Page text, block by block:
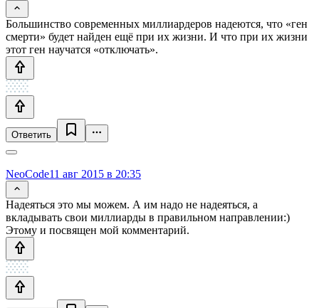
Большинство современных миллиардеров надеются, что «ген
смерти» будет найден ещё при их жизни. И что при их жизни
этот ген научатся «отключать».
Ответить
NeoCode11 авг 2015 в 20:35
Надеяться это мы можем. А им надо не надеяться, а
вкладывать свои миллиарды в правильном направлении:)
Этому и посвящен мой комментарий.